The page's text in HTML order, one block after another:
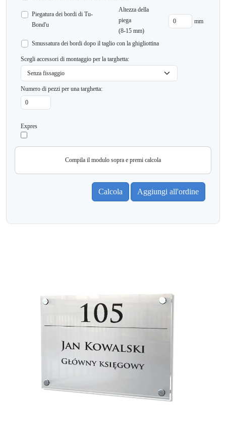
Piegatura dei bordi di Tu-
Bond'u
Altezza della
piega
(8-15 mm)
mm
Smussatura dei bordi dopo il taglio con la ghigliottina
Scegli accessori di montaggio per la targhetta:
Numero di pezzi per una targhetta:
Expres
Compila il modulo sopra e premi calcola